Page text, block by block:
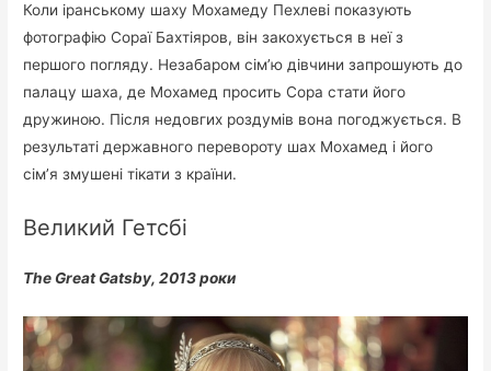
Коли іранському шаху Мохамеду Пехлеві показують
фотографію Сораї Бахтіяров, він закохується в неї з
першого погляду. Незабаром сім’ю дівчини запрошують до
палацу шаха, де Мохамед просить Сора стати його
дружиною. Після недовгих роздумів вона погоджується. В
результаті державного перевороту шах Мохамед і його
сім’я змушені тікати з країни.
Великий Гетсбі
The Great Gatsby, 2013 роки